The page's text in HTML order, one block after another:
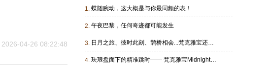
2026-04-26 08:22:48
1. 蝶随腕动，这大概是与你最同频的表！
2. 午夜巴黎，任何奇迹都可能发生
3. 日月之旅、彼时此刻、鹊桥相会...梵克雅宝还是太会了！
4. 珐琅盘面下的精准跳时—— 梵克雅宝Midnight Heure d’ici & Heure d’Ailleurs腕表